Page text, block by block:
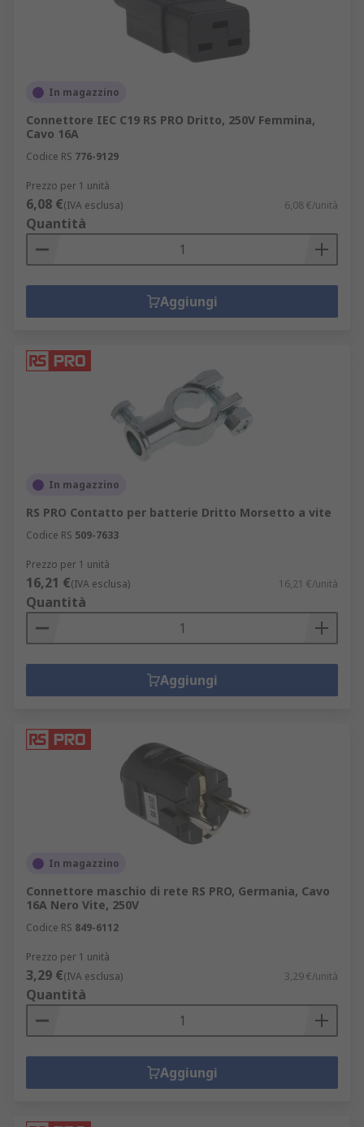
In magazzino
Connettore IEC C19 RS PRO Dritto, 250V Femmina,
Cavo 16A
Codice RS 776-9129
Prezzo per 1 unità
6,08 €(IVA esclusa) 6,08 €/unità
Quantità
Aggiungi
In magazzino
RS PRO Contatto per batterie Dritto Morsetto a vite
Codice RS 509-7633
Prezzo per 1 unità
16,21 €(IVA esclusa) 16,21 €/unità
Quantità
Aggiungi
In magazzino
Connettore maschio di rete RS PRO, Germania, Cavo
16A Nero Vite, 250V
Codice RS 849-6112
Prezzo per 1 unità
3,29 €(IVA esclusa) 3,29 €/unità
Quantità
Aggiungi